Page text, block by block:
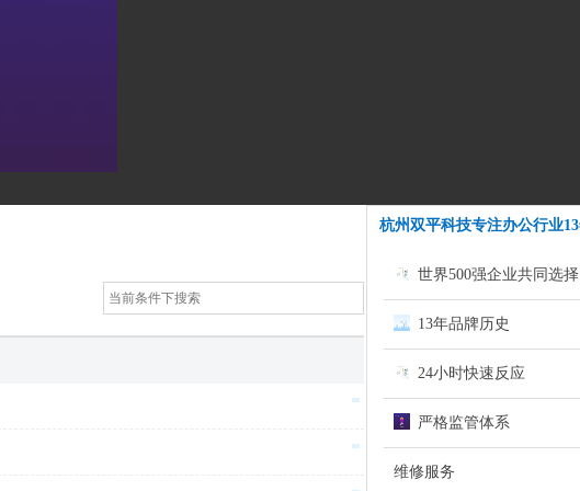
杭州双平科技专注办公行业
世界500强企业共同选择
13年品牌历史
24小时快速反应
严格监管体系
维修服务